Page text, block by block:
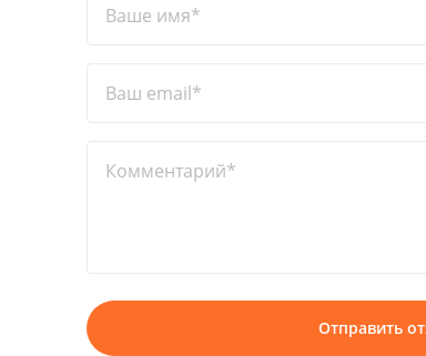
Ваше имя*
Ваш email*
Комментарий*
Отправить